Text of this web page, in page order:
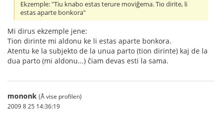
Ekzemple: "Tiu knabo estas terure moviĝema. Tio dirite, li
estas aparte bonkora"
Mi dirus ekzemple jene:
Tion dirinte mi aldonu ke li estas aparte bonkora.
Atentu ke la subjekto de la unua parto (tion dirinte) kaj de la
dua parto (mi aldonu...) ĉiam devas esti la sama.
mononk (Å vise profilen)
2009 8 25 14:36:19